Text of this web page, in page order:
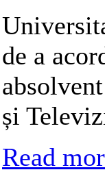
de a
și
Read